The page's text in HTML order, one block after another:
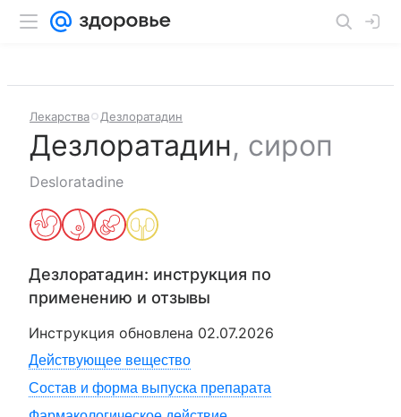
Лекарства Дезлоратадин
Дезлоратадин, сироп
Desloratadine
Дезлоратадин: инструкция по
применению и отзывы
Инструкция обновлена 02.07.2026
Действующее вещество
Состав и форма выпуска препарата